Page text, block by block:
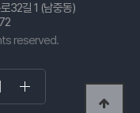
32길 1 (남중동)
reserved.